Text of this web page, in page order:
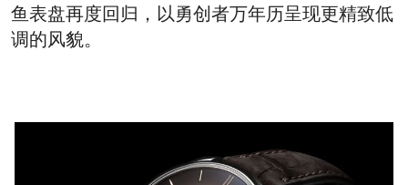
鱼表盘再度回归，以勇创者万年历呈现更精致低
调的风貌。